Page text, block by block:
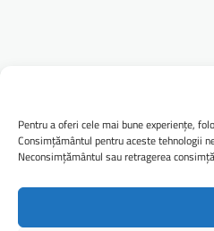
Pentru a oferi cele mai bune experiențe,
Consimțământul pentru aceste tehnologii
Neconsimțământul sau retragerea